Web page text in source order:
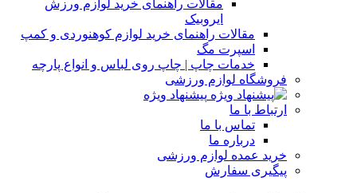
مقالات راهنمای خرید لوازم ورزش
ایروبیک
مقالات راهنمای خرید لوازم کوهنوردی و کمپ
اسپرت مگ
خدمات چاپ | چاپ روی لباس و انواع پارچه
فروشگاه لوازم ورزشی
پیشنهاد ویژه
ارتباط با ما
تماس با ما
درباره ما
خرید عمده لوازم ورزشی
پیگیری سفارش